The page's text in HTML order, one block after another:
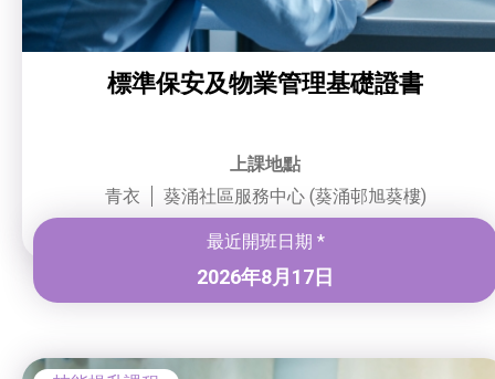
標準保安及物業管理基礎證書
上課地點
青衣
葵涌社區服務中心 (葵涌邨旭葵樓)
最近開班日期 *
2026年8月17日